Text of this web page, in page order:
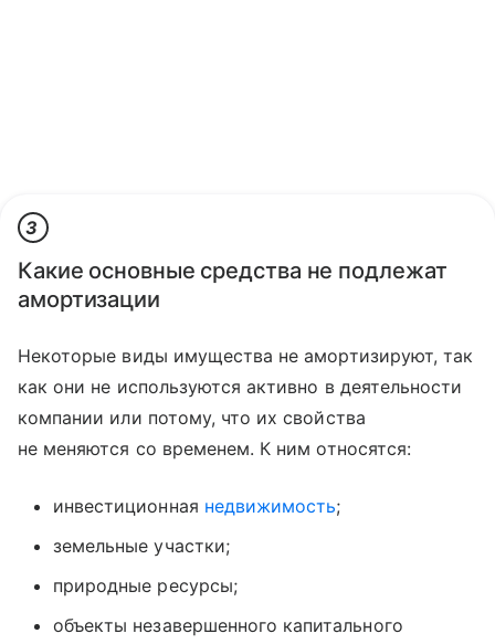
3
Какие основные средства не подлежат
амортизации
Некоторые виды имущества не амортизируют, так
как они не используются активно в деятельности
компании или потому, что их свойства
не меняются со временем. К ним относятся:
инвестиционная недвижимость;
земельные участки;
природные ресурсы;
объекты незавершенного капитального